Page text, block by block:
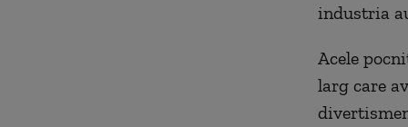
industria
Acele
larg care